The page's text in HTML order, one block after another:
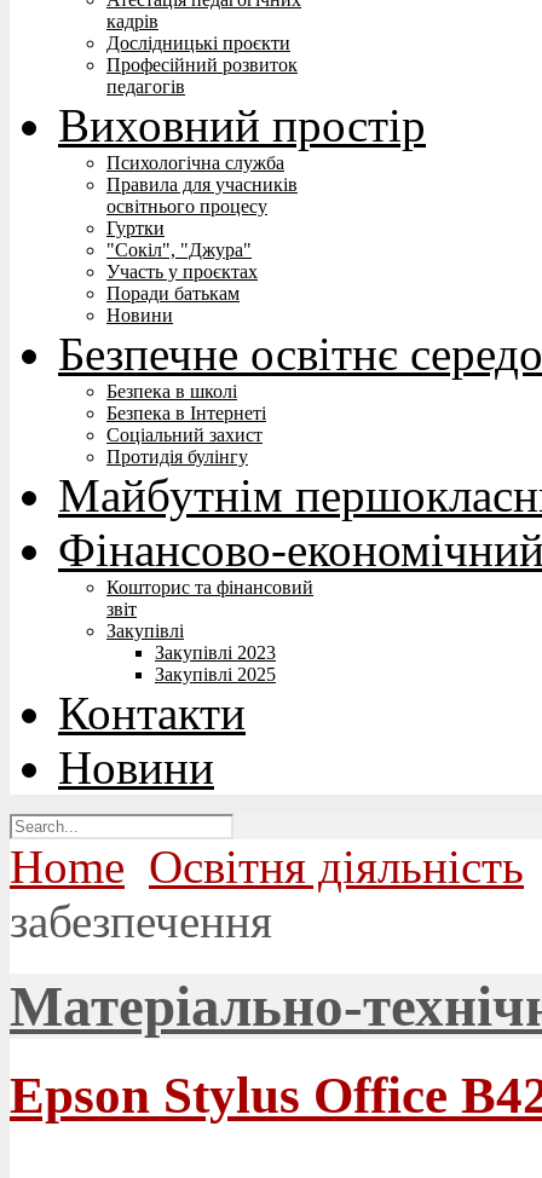
кадрів
Дослідницькі проєкти
Професійний розвиток
педагогів
Виховний простір
Психологічна служба
Правила для учасників
освітнього процесу
Гуртки
"Сокіл", "Джура"
Участь у проєктах
Поради батькам
Новини
Безпечне освітнє
Безпека в школі
Безпека в Інтернеті
Соціальний захист
Протидія булінгу
Майбутнім
Фінансово-економічний
Кошторис та фінансовий
звіт
Закупівлі
Закупівлі 2023
Закупівлі 2025
Контакти
Новини
Home Освітня діяльність
забезпечення
Матеріально-
Epson Stylus Office